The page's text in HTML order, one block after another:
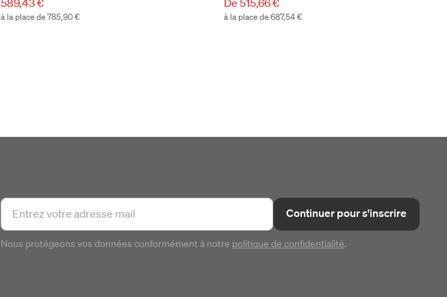
589,43 €
à la place de 785,90 €
De 515,66 €
à la place de 687,54 €
Continuer pour s'inscrire
Nous protégeons vos données conformément à notre politique de confidentialité.